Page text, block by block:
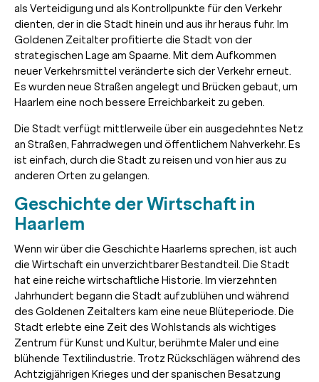
als Verteidigung und als Kontrollpunkte für den Verkehr
dienten, der in die Stadt hinein und aus ihr heraus fuhr. Im
Goldenen Zeitalter profitierte die Stadt von der
strategischen Lage am Spaarne. Mit dem Aufkommen
neuer Verkehrsmittel veränderte sich der Verkehr erneut.
Es wurden neue Straßen angelegt und Brücken gebaut, um
Haarlem eine noch bessere Erreichbarkeit zu geben.
Die Stadt verfügt mittlerweile über ein ausgedehntes Netz
an Straßen, Fahrradwegen und öffentlichem Nahverkehr. Es
ist einfach, durch die Stadt zu reisen und von hier aus zu
anderen Orten zu gelangen.
Geschichte der Wirtschaft in
Haarlem
Wenn wir über die Geschichte Haarlems sprechen, ist auch
die Wirtschaft ein unverzichtbarer Bestandteil. Die Stadt
hat eine reiche wirtschaftliche Historie. Im vierzehnten
Jahrhundert begann die Stadt aufzublühen und während
des Goldenen Zeitalters kam eine neue Blüteperiode. Die
Stadt erlebte eine Zeit des Wohlstands als wichtiges
Zentrum für Kunst und Kultur, berühmte Maler und eine
blühende Textilindustrie. Trotz Rückschlägen während des
Achtzigjährigen Krieges und der spanischen Besatzung